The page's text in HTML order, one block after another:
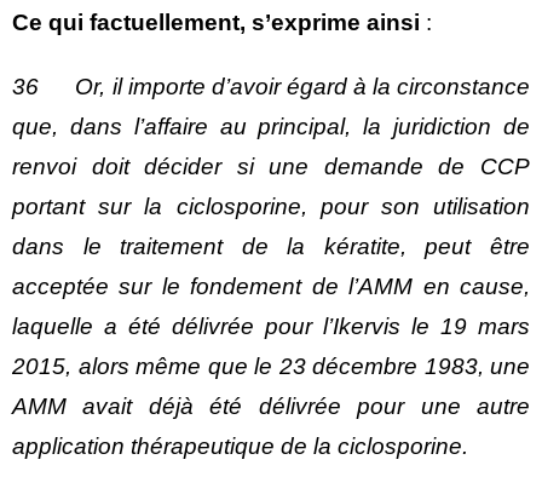
Ce qui factuellement, s’exprime ainsi :
36 Or, il importe d’avoir égard à la circonstance
que, dans l’affaire au principal, la juridiction de
renvoi doit décider si une demande de CCP
portant sur la ciclosporine, pour son utilisation
dans le traitement de la kératite, peut être
acceptée sur le fondement de l’AMM en cause,
laquelle a été délivrée pour l’Ikervis le 19 mars
2015, alors même que le 23 décembre 1983, une
AMM avait déjà été délivrée pour une autre
application thérapeutique de la ciclosporine.